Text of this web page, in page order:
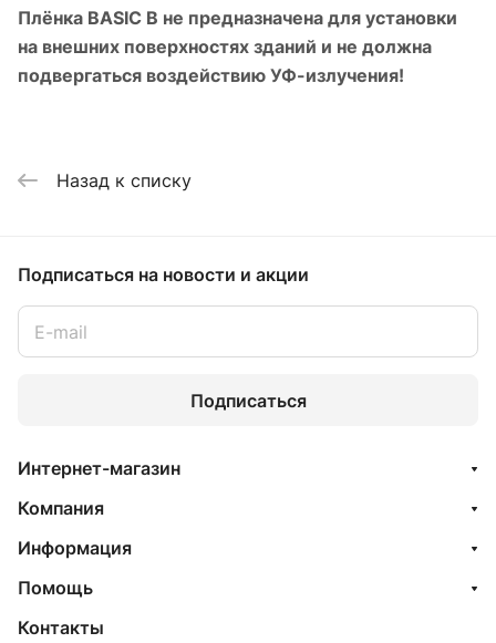
Плёнка BASIC B не предназначена для установки
на внешних поверхностях зданий и не должна
подвергаться воздействию УФ-излучения!
Назад к списку
Подписаться на новости и акции
Подписаться
Интернет-магазин
Компания
Информация
Помощь
Контакты